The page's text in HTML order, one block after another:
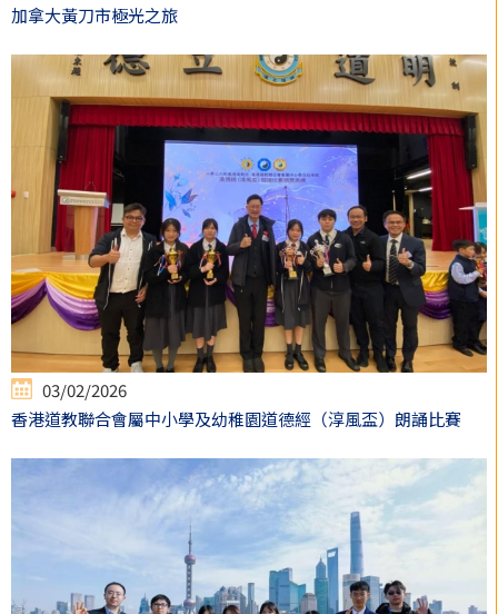
加拿大黃刀市極光之旅
03/02/2026
香港道教聯合會屬中小學及幼稚園道德經（淳風盃）朗誦比賽